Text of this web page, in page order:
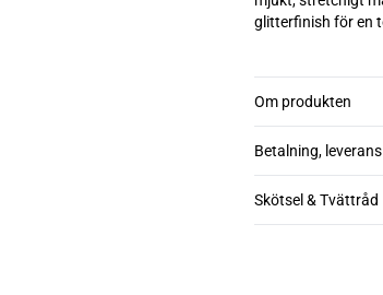
glitterfinish för en
Om produkten
Betalning,
Skötsel & Tvättråd